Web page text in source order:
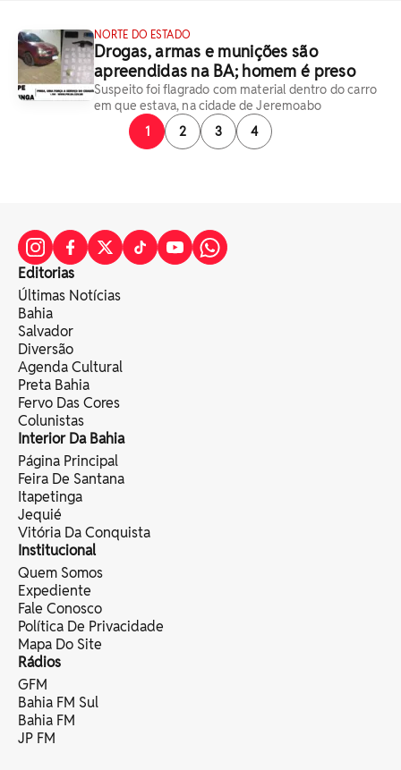
NORTE DO ESTADO
Drogas, armas e munições são
apreendidas na BA; homem é preso
Suspeito foi flagrado com material dentro do carro
em que estava, na cidade de Jeremoabo
1
2 3 4
Editorias
Últimas Notícias
Bahia
Salvador
Diversão
Agenda Cultural
Preta Bahia
Fervo Das Cores
Colunistas
Interior Da Bahia
Página Principal
Feira De Santana
Itapetinga
Jequié
Vitória Da Conquista
Institucional
Quem Somos
Expediente
Fale Conosco
Política De Privacidade
Mapa Do Site
Rádios
GFM
Bahia FM Sul
Bahia FM
JP FM